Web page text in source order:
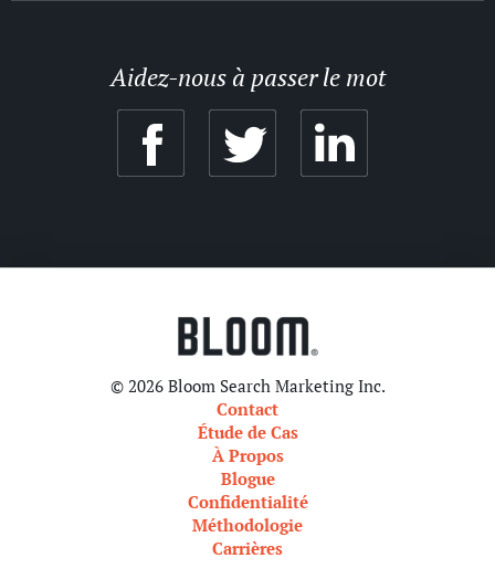
Aidez-nous à passer le mot
© 2026 Bloom Search Marketing Inc.
Contact
Étude de Cas
À Propos
Blogue
Confidentialité
Méthodologie
Carrières